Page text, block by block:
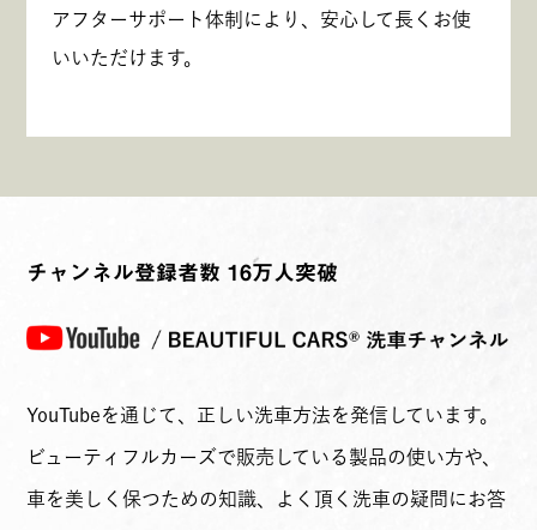
アフターサポート体制により、安心して長くお使
いいただけます。
チャンネル登録者数 16万人突破
YouTubeを通じて、正しい洗車方法を発信しています。
ビューティフルカーズで販売している製品の使い方や、
車を美しく保つための知識、よく頂く洗車の疑問にお答